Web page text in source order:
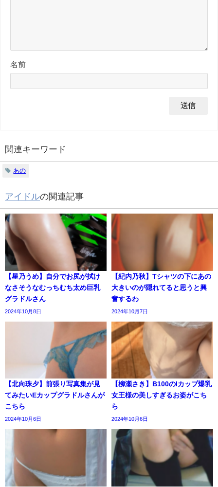
名前
関連キーワード
あの
アイドルの関連記事
【星乃うめ】自分でお尻が拭け
なさそうなむっちむち太め巨乳
グラドルさん
2024年10月8日
【紀内乃秋】Tシャツの下にあの
大きいのが隠れてると思うと興
奮するわ
2024年10月7日
【北向珠夕】前張り写真集が見
てみたいEカップグラドルさんが
こちら
2024年10月6日
【柳瀬さき】B100のIカップ爆乳
女王様の美しすぎるお姿がこち
ら
2024年10月6日